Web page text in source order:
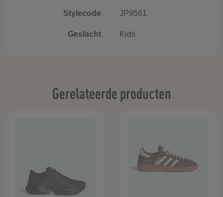
Stylecode JP9561
Geslacht Kids
Gerelateerde producten